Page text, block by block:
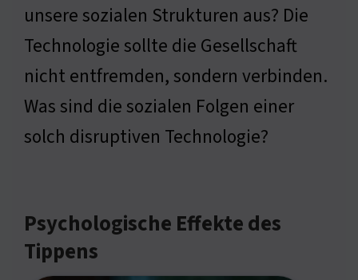
unsere sozialen Strukturen aus? Die
Technologie sollte die Gesellschaft
nicht entfremden, sondern verbinden.
Was sind die sozialen Folgen einer
solch disruptiven Technologie?
Psychologische Effekte des
Tippens